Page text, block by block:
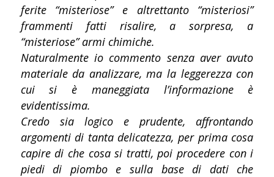
ferite “misteriose” e altrettanto “misteriosi”
frammenti fatti risalire, a sorpresa, a
“misteriose” armi chimiche.
Naturalmente io commento senza aver avuto
materiale da analizzare, ma la leggerezza con
cui si è maneggiata l’informazione è
evidentissima.
Credo sia logico e prudente, affrontando
argomenti di tanta delicatezza, per prima cosa
capire di che cosa si tratti, poi procedere con i
piedi di piombo e sulla base di dati che